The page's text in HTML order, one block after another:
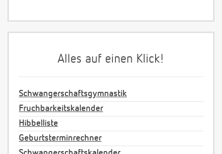
Alles auf einen Klick!
Schwangerschaftsgymnastik
Fruchbarkeitskalender
Hibbelliste
Geburtsterminrechner